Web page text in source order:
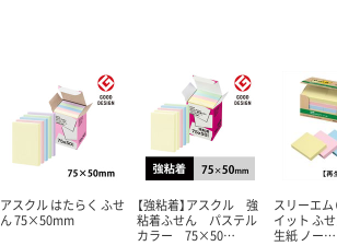
アスクル はたらく ふせ
ん 75×50mm
【強粘着】アスクル 強
粘着ふせん パステル
カラー 75×50…
スリーエム
イット ふ
生紙 ノー…